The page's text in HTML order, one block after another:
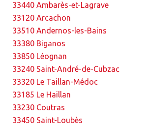
33440 Ambarès-et-Lagrave
33120 Arcachon
33510 Andernos-les-Bains
33380 Biganos
33850 Léognan
33240 Saint-André-de-Cubzac
33320 Le Taillan-Médoc
33185 Le Haillan
33230 Coutras
33450 Saint-Loubès